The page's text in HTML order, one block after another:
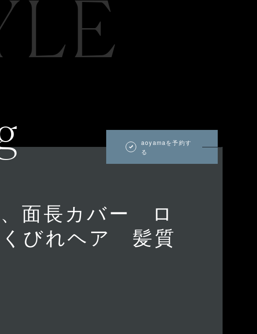
aoyamaを予約す
る
面長カバー ロ
くびれヘア 髪質